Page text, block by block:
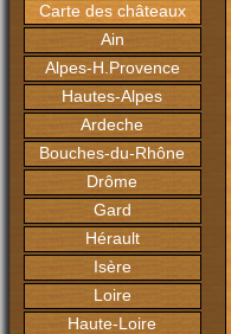
Carte des châteaux
Ain
Alpes-H.Provence
Hautes-Alpes
Ardeche
Bouches-du-Rhône
Drôme
Gard
Hérault
Isère
Loire
Haute-Loire